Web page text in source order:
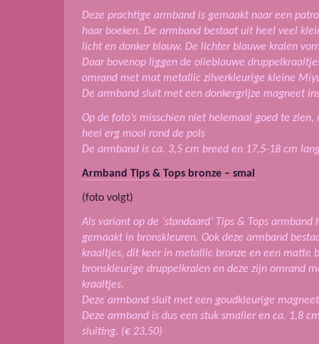
Deze prachtige armband is gemaakt naar een
haar boeken. De armband bestaat uit heel veel
licht en donker blauw. De lichter blauwe kralen
Daar bovenop liggen de olieblauwe
omrand met mat metallic zilverkleurige kleine
De armband sluit met een donkergrijze magneet
Op de foto’s misschien niet helemaal goed te
heel erg mooi rond de pols
De armband is ca. 3,5 cm breed en 17,5-18 cm
Armband Tips & Tops bronze – smal
(foto volgt)
Als variant op de ‘standaard’ Tips & Tops
gemaakt in bronskleuren. Ook deze armband
kraaltjes, dit keer in metallic bronze en een matte
bronskleurige druppelkralen en deze zijn omrand
kraaltjes.
Deze armband sluit met een goudkleurige
Deze armband is dus een stuk smaller en ca. 1,8
sluiting. (€ 23,50)